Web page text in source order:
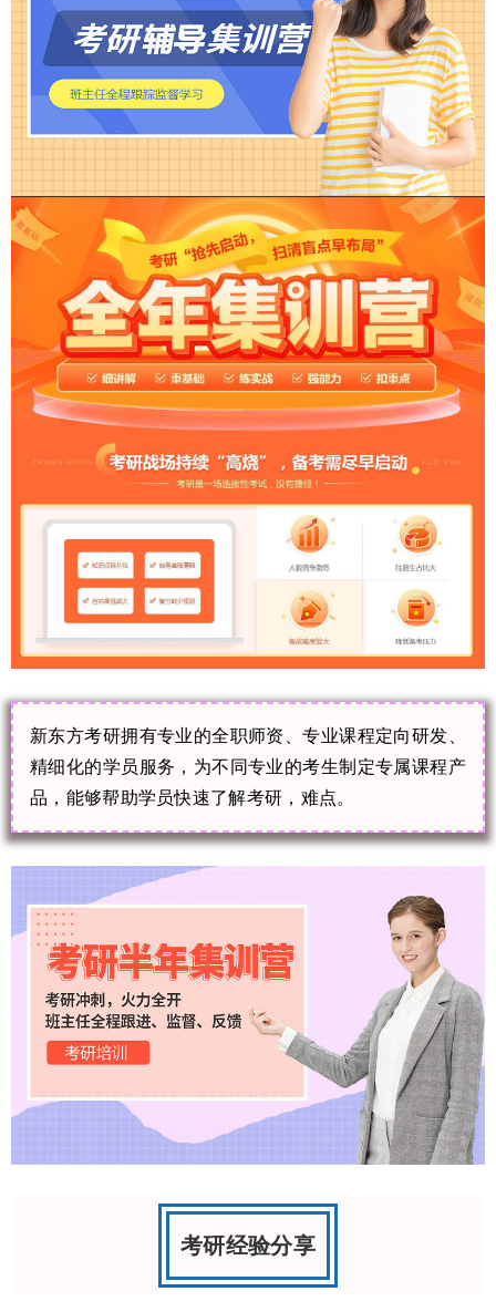
新东方考研拥有专业的全职师资、专业课程定向研发、
精细化的学员服务，为不同专业的考生制定专属课程产
品，能够帮助学员快速了解考研，难点。
考研经验分享